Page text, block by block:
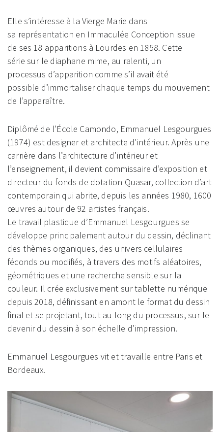
Elle s’intéresse à la Vierge Marie dans
sa représentation en Immaculée Conception issue
de ses 18 apparitions à Lourdes en 1858. Cette
série sur le diaphane mime, au ralenti, un
processus d’apparition comme s’il avait été
possible d’immortaliser chaque temps du mouvement
de l’apparaître.
Diplômé de l’École Camondo, Emmanuel Lesgourgues
(1974) est designer et architecte d’intérieur. Après une
carrière dans l’architecture d’intérieur et
l’enseignement, il devient commissaire d’exposition et
directeur du fonds de dotation Quasar, collection d’art
contemporain qui abrite, depuis les années 1980, 1600
œuvres autour de 92 artistes français.
Le travail plastique d’Emmanuel Lesgourgues se
développe principalement autour du dessin, déclinant
des thèmes organiques, des univers cellulaires
féconds ou modifiés, à travers des motifs aléatoires,
géométriques et une recherche sensible sur la
couleur. Il crée exclusivement sur tablette numérique
depuis 2018, définissant en amont le format du dessin
final et se projetant, tout au long du processus, sur le
devenir du dessin à son échelle d’impression.
Emmanuel Lesgourgues vit et travaille entre Paris et
Bordeaux.